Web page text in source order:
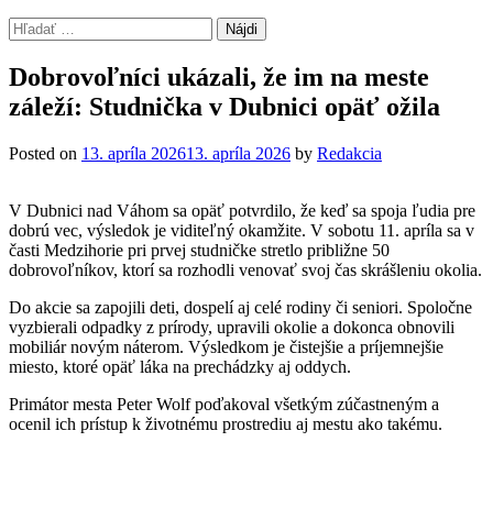
Hľadať:
Dobrovoľníci ukázali, že im na meste
záleží: Studnička v Dubnici opäť ožila
Posted on 13. apríla 202613. apríla 2026 by Redakcia
V Dubnici nad Váhom sa opäť potvrdilo, že keď sa spoja ľudia pre
dobrú vec, výsledok je viditeľný okamžite. V sobotu 11. apríla sa v
časti Medzihorie pri prvej studničke stretlo približne 50
dobrovoľníkov, ktorí sa rozhodli venovať svoj čas skrášleniu okolia.
Do akcie sa zapojili deti, dospelí aj celé rodiny či seniori. Spoločne
vyzbierali odpadky z prírody, upravili okolie a dokonca obnovili
mobiliár novým náterom. Výsledkom je čistejšie a príjemnejšie
miesto, ktoré opäť láka na prechádzky aj oddych.
Primátor mesta Peter Wolf poďakoval všetkým zúčastneným a
ocenil ich prístup k životnému prostrediu aj mestu ako takému.